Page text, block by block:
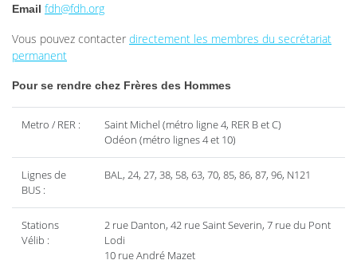
Email fdh@fdh.org
Vous pouvez contacter directement les membres du secrétariat
permanent
Pour se rendre chez Frères des Hommes
Metro / RER :
Saint Michel (métro ligne 4, RER B et C)
Odéon (métro lignes 4 et 10)
Lignes de
BUS :
BAL, 24, 27, 38, 58, 63, 70, 85, 86, 87, 96, N121
Stations
Vélib :
2 rue Danton, 42 rue Saint Severin, 7 rue du Pont
Lodi
10 rue André Mazet